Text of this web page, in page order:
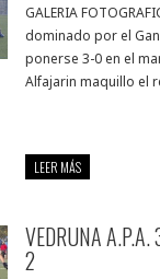
GALERIA
dominado por el
ponerse 3-0 en el
Alfajarin maquillo el
LEER MÁS
VEDRUNA A.P.A.
2